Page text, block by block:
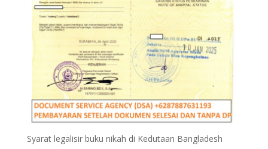
Syarat legalisir buku nikah di Kedutaan Bangladesh